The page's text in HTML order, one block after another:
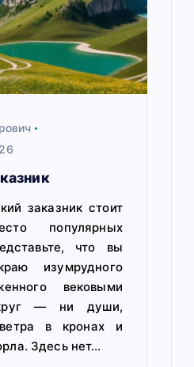
заказник стоит
популярных
что вы
изумрудного
вековыми
— ни души,
в кронах и
Здесь нет…